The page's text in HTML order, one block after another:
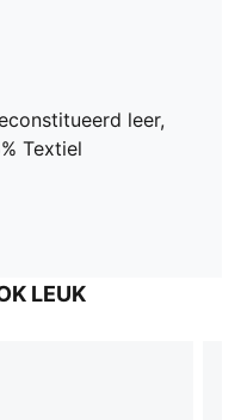
leer,
Textiel
LEUK